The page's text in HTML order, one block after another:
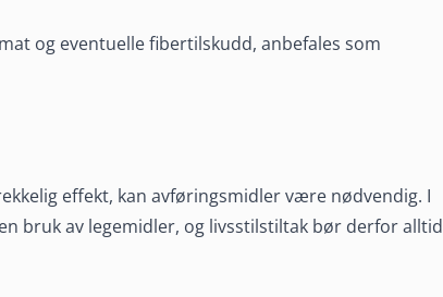
og eventuelle fibertilskudd, anbefales som
effekt, kan avføringsmidler være nødvendig. I
bruk av legemidler, og livsstilstiltak bør derfor alltid